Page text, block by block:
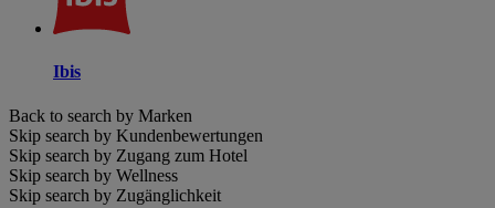
Ibis
Back to search by Marken
Skip search by Kundenbewertungen
Skip search by Zugang zum Hotel
Skip search by Wellness
Skip search by Zugänglichkeit